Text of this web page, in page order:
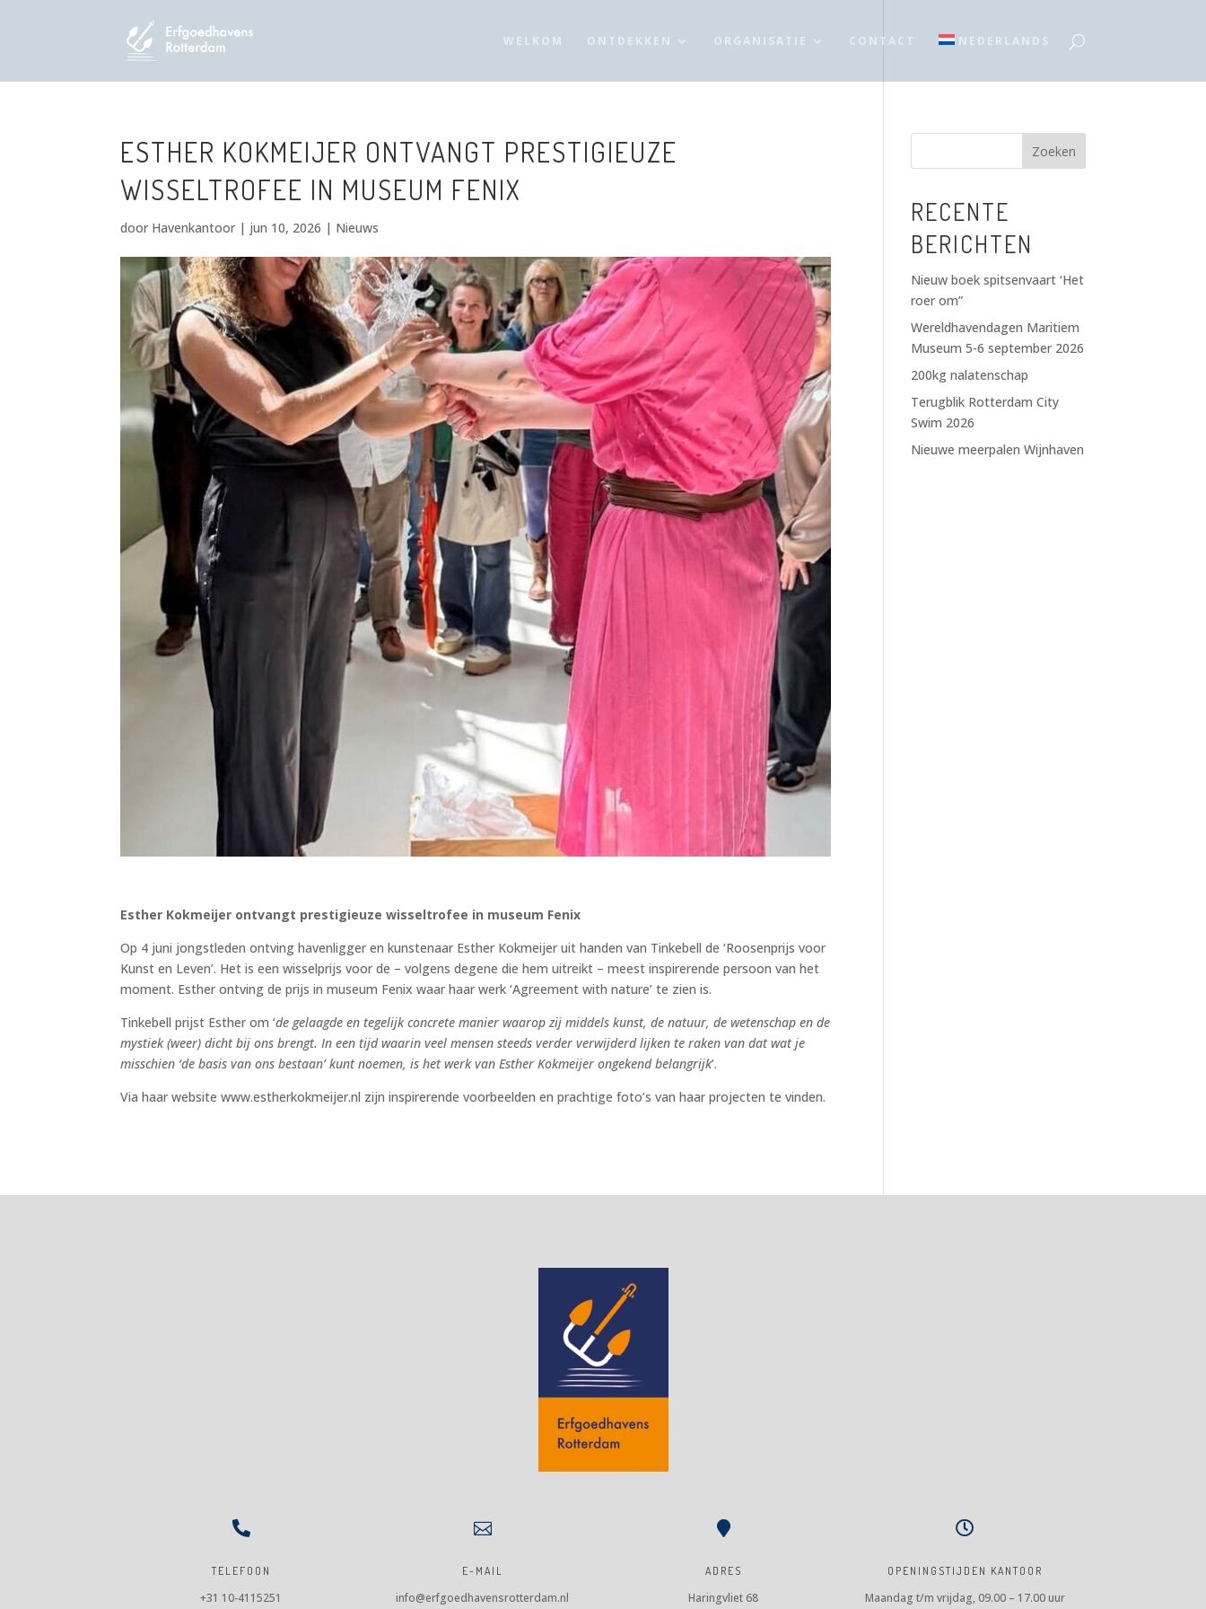
WELKOM ONTDEKKEN ORGANISATIE CONTACT NEDERLANDS
ESTHER KOKMEIJER ONTVANGT PRESTIGIEUZE
WISSELTROFEE IN MUSEUM FENIX
door Havenkantoor | jun 10, 2026 | Nieuws
Esther Kokmeijer ontvangt prestigieuze wisseltrofee in museum Fenix
Op 4 juni jongstleden ontving havenligger en kunstenaar Esther Kokmeijer uit handen van Tinkebell de ‘Roosenprijs voor
Kunst en Leven’. Het is een wisselprijs voor de – volgens degene die hem uitreikt – meest inspirerende persoon van het
moment. Esther ontving de prijs in museum Fenix waar haar werk ‘Agreement with nature’ te zien is.
Tinkebell prijst Esther om ‘de gelaagde en tegelijk concrete manier waarop zij middels kunst, de natuur, de wetenschap en de
mystiek (weer) dicht bij ons brengt. In een tijd waarin veel mensen steeds verder verwijderd lijken te raken van dat wat je
misschien ‘de basis van ons bestaan’ kunt noemen, is het werk van Esther Kokmeijer ongekend belangrijk’.
Via haar websitewww.estherkokmeijer.nl zijn inspirerende voorbeelden en prachtige foto’s van haar projecten te vinden.
Zoeken
RECENTE
BERICHTEN
Nieuw boek spitsenvaart ‘Het
roer om”
Wereldhavendagen Maritiem
Museum 5-6 september 2026
200kg nalatenschap
Terugblik Rotterdam City
Swim 2026
Nieuwe meerpalen Wijnhaven

TELEFOON
+31 10-4115251

E-MAIL
info@erfgoedhavensrotterdam.nl

ADRES
Haringvliet 68

OPENINGSTIJDEN KANTOOR
Maandag t/m vrijdag, 09.00 – 17.00 uur